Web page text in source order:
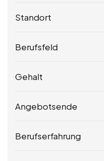
Standort
Berufsfeld
Gehalt
Angebotsende
Berufserfahrung